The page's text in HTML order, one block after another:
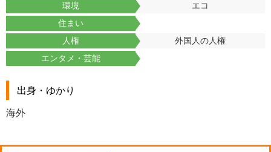
環境
エコ
住まい
人権
外国人の人権
エンタメ・芸能
出身・ゆかり
海外